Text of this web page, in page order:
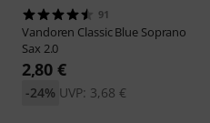
91
Vandoren Classic Blue Soprano
Sax 2.0
2,80 €
UVP: 3,68 €
-24%